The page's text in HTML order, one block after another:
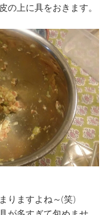
の上に具をおきます。
りますよね～(笑)